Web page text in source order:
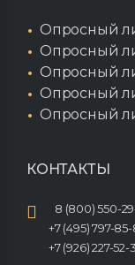
Исходная масса
материала,
с водой, подается в
загрузочное
расположенное с
Вращение
продукта
лопатками,
смешиванию и
Опросный
Опросный
Опросный
Опросный
Опросный
КОНТАКТЫ
8 (800) 550-
+7 (495) 797-
+7 (926) 227-52-